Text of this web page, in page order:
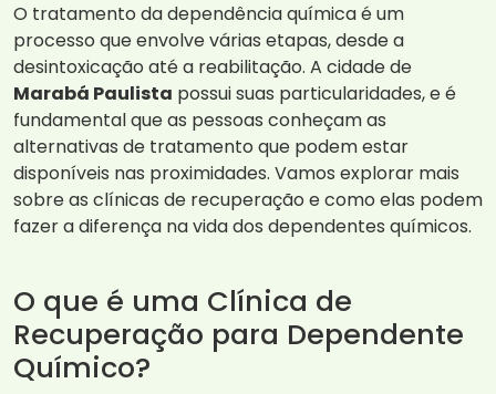
O tratamento da dependência química é um
processo que envolve várias etapas, desde a
desintoxicação até a reabilitação. A cidade de
Marabá Paulista possui suas particularidades, e é
fundamental que as pessoas conheçam as
alternativas de tratamento que podem estar
disponíveis nas proximidades. Vamos explorar mais
sobre as clínicas de recuperação e como elas podem
fazer a diferença na vida dos dependentes químicos.
O que é uma Clínica de
Recuperação para Dependente
Químico?